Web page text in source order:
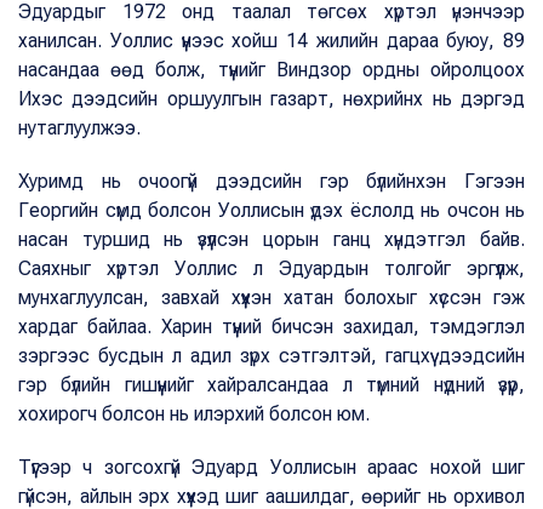
Эдуардыг 1972 онд таалал төгсөх хүртэл үнэнчээр
ханилсан. Уоллис үүнээс хойш 14 жилийн дараа буюу, 89
насандаа өөд болж, түүнийг Виндзор ордны ойролцоох
Ихэс дээдсийн оршуулгын газарт, нөхрийнх нь дэргэд
нутаглуулжээ.
Хуримд нь очоогүй дээдсийн гэр бүлийнхэн Гэгээн
Георгийн сүмд болсон Уоллисын үдэх ёслолд нь очсон нь
насан туршид нь үзүүлсэн цорын ганц хүндэтгэл байв.
Саяхныг хүртэл Уоллис л Эдуардын толгойг эргүүлж,
мунхаглуулсан, завхай хүүхэн хатан болохыг хүссэн гэж
хардаг байлаа. Харин түүний бичсэн захидал, тэмдэглэл
зэргээс бусдын л адил зүрх сэтгэлтэй, гагцхүү дээдсийн
гэр бүлийн гишүүнийг хайралсандаа л түмний нүдний үзүүр,
хохирогч болсон нь илэрхий болсон юм.
Түүгээр ч зогсохгүй Эдуард Уоллисын араас нохой шиг
гүйсэн, айлын эрх хүүхэд шиг аашилдаг, өөрийг нь орхивол